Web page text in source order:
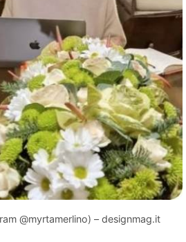
@myrtamerlino) – designmag.it